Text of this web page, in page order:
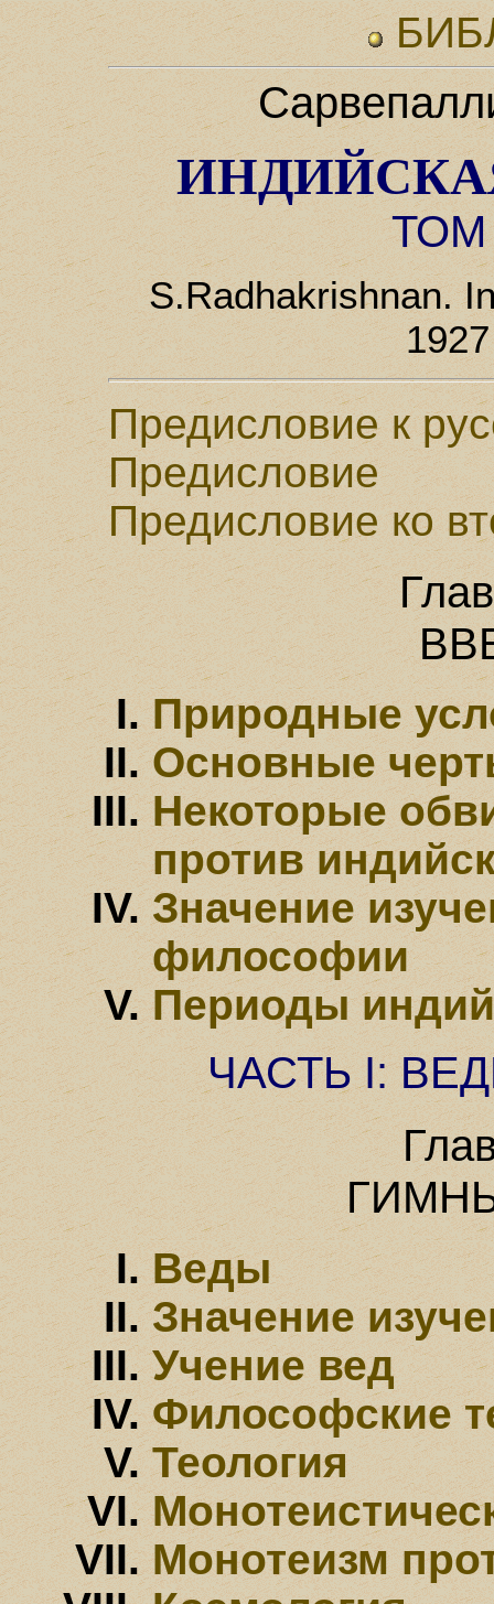
S.Radhakrishnan.
Предисловие к
Предисловие
Предисловие ко
Природные
Основные
Некоторые
против
Значение
философии
Периоды
ЧАСТЬ I:
Веды
Значение
Учение вед
Философские
Теология
Монотеизм